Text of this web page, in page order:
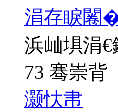
涓存睙闂
浜屾埧涓
73 骞崇背
灏忕帇